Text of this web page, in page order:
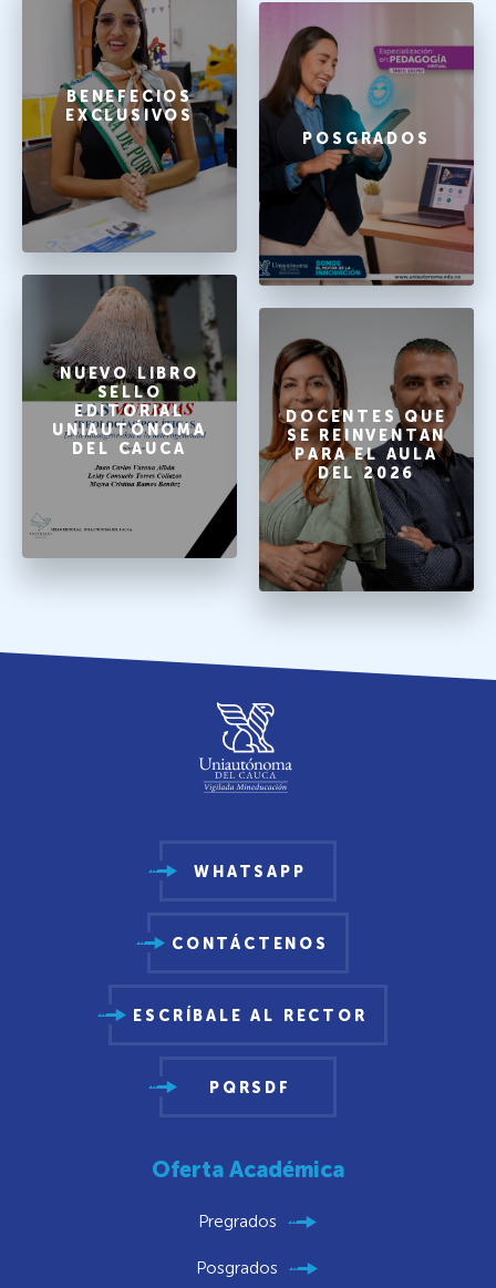
BENEFECIOS
EXCLUSIVOS
POSGRADOS
NUEVO LIBRO
SELLO
EDITORIAL
UNIAUTÓNOMA
DEL CAUCA
DOCENTES QUE
SE REINVENTAN
PARA EL AULA
DEL 2026
WHATSAPP
CONTÁCTENOS
ESCRÍBALE AL RECTOR
PQRSDF
Oferta Académica
Pregrados
Posgrados